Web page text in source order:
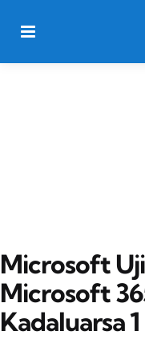
Microsoft
Microsoft
Kadaluarsa 1